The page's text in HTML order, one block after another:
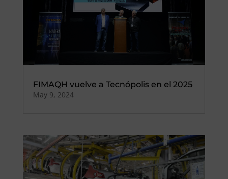
FIMAQH vuelve a Tecnópolis en el 2025
May 9, 2024